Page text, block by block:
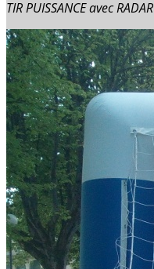
TIR PUISSANCE avec RADAR